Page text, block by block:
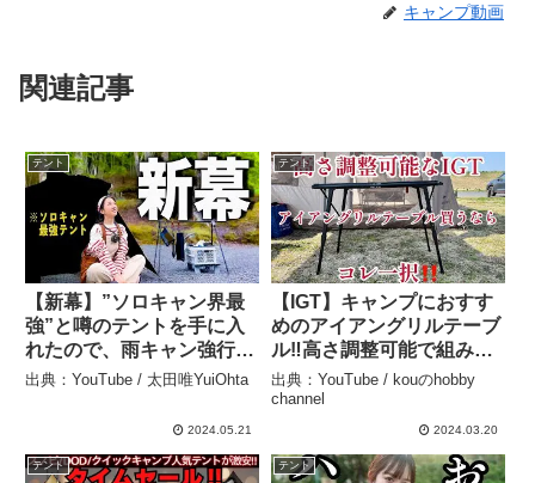
キャンプ動画
関連記事
テント
【新幕】”ソロキャン界最
強”と噂のテントを手に入
れたので、雨キャン強行突
破してきた。 – 太田唯
出典：YouTube / 太田唯YuiOhta
2024.05.21
テント
【IGT】キャンプにおすす
めのアイアングリルテーブ
ル‼️高さ調整可能で組み立
て簡単‼️Amazonで買うな
らこれ一択‼️UNEアウトド
アテーブル#キャンプ#テー
バーナー – kouのhobby
出典：YouTube / kouのhobby
channel
2024.03.20
テント テント